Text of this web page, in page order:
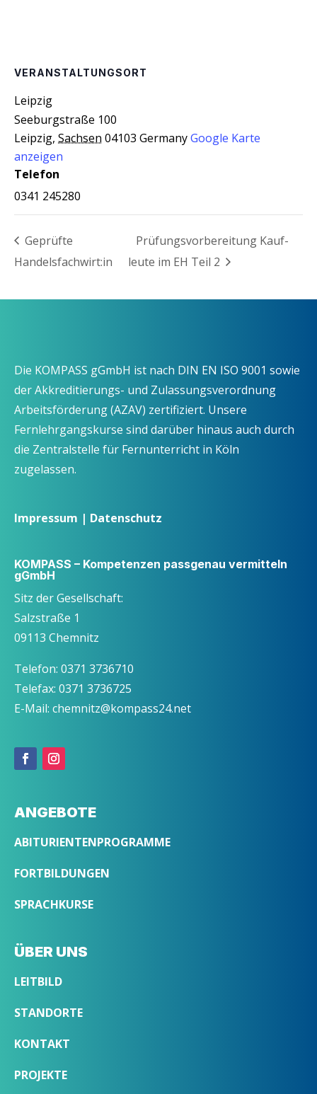
VERANSTALTUNGSORT
Leip­zig
Seeburgstraße 100
Leipzig, Sachsen 04103 GermanyGoogle Karte
anzeigen
Telefon
0341 245280
Geprüf­te
Handelsfachwirt:in
Prü­fungs­vor­be­rei­tung Kauf­
leu­te im EH Teil 2
Die KOMPASS gGmbH ist nach DIN EN ISO 9001 sowie
der Akkreditierungs- und Zulassungsverordnung
Arbeitsförderung (AZAV) zertifiziert. Unsere
Fernlehrgangskurse sind darüber hinaus auch durch
die Zentralstelle für Fernunterricht in Köln
zugelassen.
Impressum | Datenschutz
KOMPASS – Kompetenzen passgenau vermitteln
gGmbH
Sitz der Gesellschaft:
Salzstraße 1
09113 Chemnitz
Telefon: 0371 3736710
Telefax: 0371 3736725
E-Mail: chemnitz@kompass24.net
ANGEBOTE
ABITURIENTENPROGRAMME
FORTBILDUNGEN
SPRACHKURSE
ÜBER UNS
LEITBILD
STANDORTE
KONTAKT
PROJEKTE